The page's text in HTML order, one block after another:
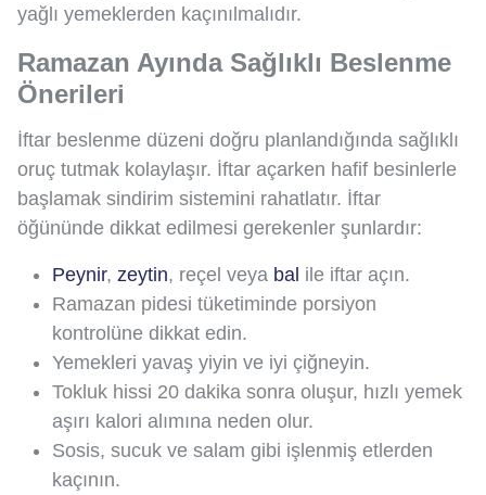
yağlı yemeklerden kaçınılmalıdır.
Ramazan Ayında Sağlıklı Beslenme
Önerileri
İftar beslenme düzeni doğru planlandığında sağlıklı
oruç tutmak kolaylaşır. İftar açarken hafif besinlerle
başlamak sindirim sistemini rahatlatır. İftar
öğününde dikkat edilmesi gerekenler şunlardır:
Peynir, zeytin, reçel veya bal ile iftar açın.
Ramazan pidesi tüketiminde porsiyon
kontrolüne dikkat edin.
Yemekleri yavaş yiyin ve iyi çiğneyin.
Tokluk hissi 20 dakika sonra oluşur, hızlı yemek
aşırı kalori alımına neden olur.
Sosis, sucuk ve salam gibi işlenmiş etlerden
kaçının.